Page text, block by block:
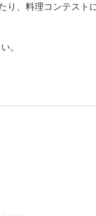
、料理コンテスト
。